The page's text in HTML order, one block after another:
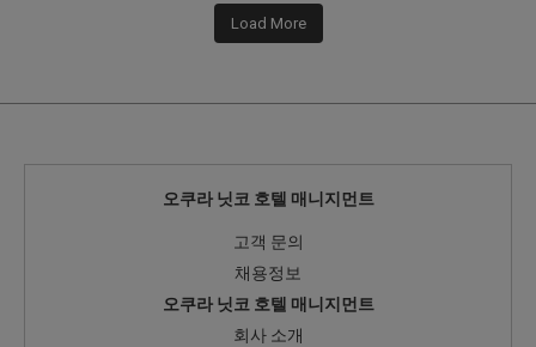
Load More
오쿠라 닛코 호텔 매니지먼트
고객 문의
채용정보
오쿠라 닛코 호텔 매니지먼트
회사 소개